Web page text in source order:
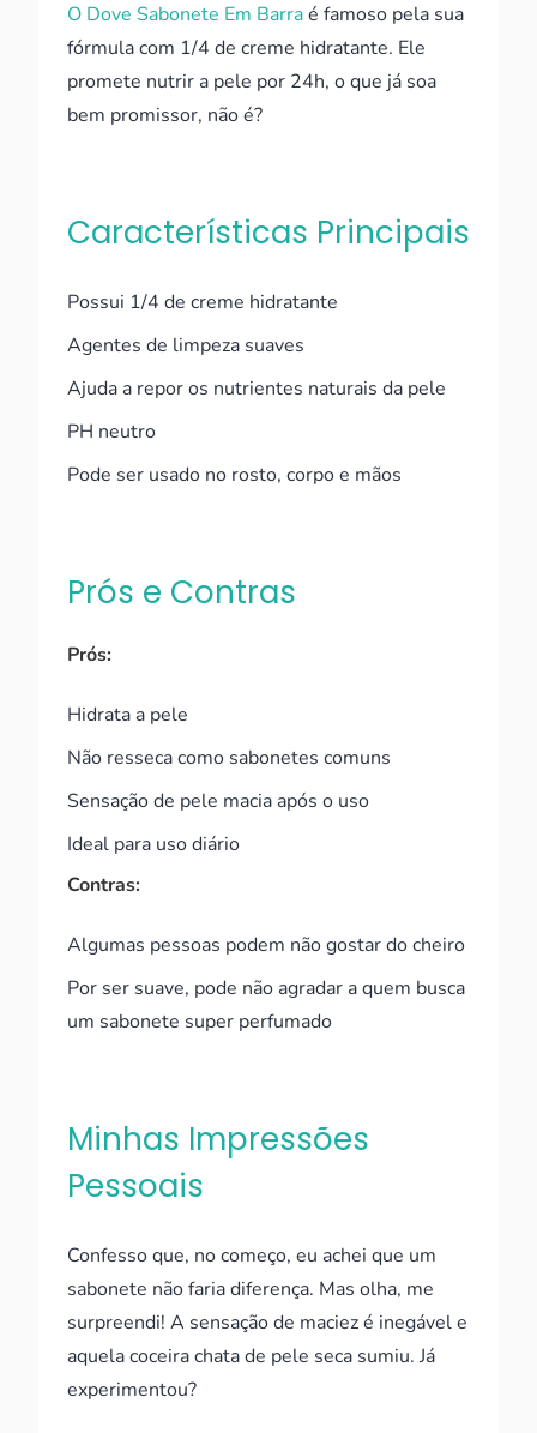
O Dove Sabonete Em Barraé famoso pela sua
fórmula com 1/4 de creme hidratante. Ele
promete nutrir a pele por 24h, o que já soa
bem promissor, não é?
Características Principais
Possui 1/4 de creme hidratante
Agentes de limpeza suaves
Ajuda a repor os nutrientes naturais da pele
PH neutro
Pode ser usado no rosto, corpo e mãos
Prós e Contras
Prós:
Hidrata a pele
Não resseca como sabonetes comuns
Sensação de pele macia após o uso
Ideal para uso diário
Contras:
Algumas pessoas podem não gostar do cheiro
Por ser suave, pode não agradar a quem busca
um sabonete super perfumado
Minhas Impressões
Pessoais
Confesso que, no começo, eu achei que um
sabonete não faria diferença. Mas olha, me
surpreendi! A sensação de maciez é inegável e
aquela coceira chata de pele seca sumiu. Já
experimentou?